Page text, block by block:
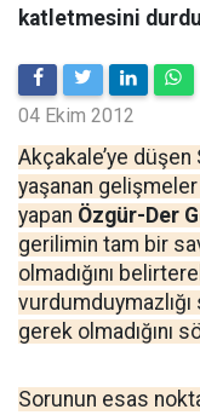
katletmesini
04 Ekim 2012
Akçakale’ye
yaşanan gelişmeler
yapan Özgür-Der
gerilimin tam bir
olmadığını
gerek olmadığını
Sorunun esas